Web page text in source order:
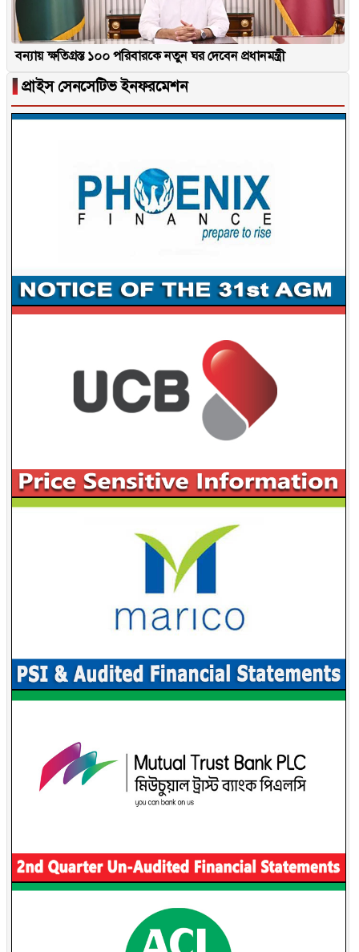
বন্যায় ক্ষতিগ্রস্ত ১০০ পরিবারকে নতুন ঘর দেবেন প্রধানমন্ত্রী
▐ প্রাইস সেনসেটিভ ইনফরমেশন